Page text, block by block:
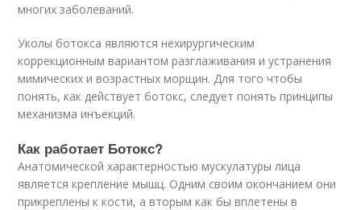
многих заболеваний.
Уколы ботокса являются нехирургическим
коррекционным вариантом разглаживания и устранения
мимических и возрастных морщин. Для того чтобы
понять, как действует ботокс, следует понять принципы
механизма инъекций.
Как работает Ботокс?
Анатомической характерностью мускулатуры лица
является крепление мышц. Одним своим окончанием они
прикреплены к кости, а вторым как бы вплетены в